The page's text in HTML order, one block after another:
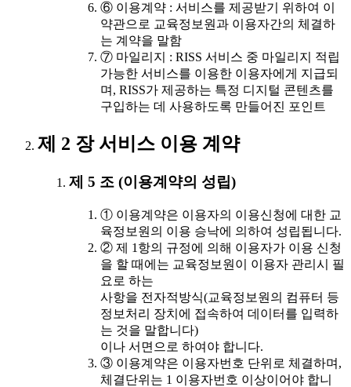
⑥ 이용계약 : 서비스를 제공받기 위하여 이
약관으로 교육정보원과 이용자간의 체결하
는 계약을 말함
⑦ 마일리지 : RISS 서비스 중 마일리지 적립
가능한 서비스를 이용한 이용자에게 지급되
며, RISS가 제공하는 특정 디지털 콘텐츠를
구입하는 데 사용하도록 만들어진 포인트
제 2 장 서비스 이용 계약
제 5 조 (이용계약의 성립)
① 이용계약은 이용자의 이용신청에 대한 교
육정보원의 이용 승낙에 의하여 성립됩니다.
② 제 1항의 규정에 의해 이용자가 이용 신청
을 할 때에는 교육정보원이 이용자 관리시 필
요로 하는
사항을 전자적방식(교육정보원의 컴퓨터 등
정보처리 장치에 접속하여 데이터를 입력하
는 것을 말합니다)
이나 서면으로 하여야 합니다.
③ 이용계약은 이용자번호 단위로 체결하며,
체결단위는 1 이용자번호 이상이어야 합니